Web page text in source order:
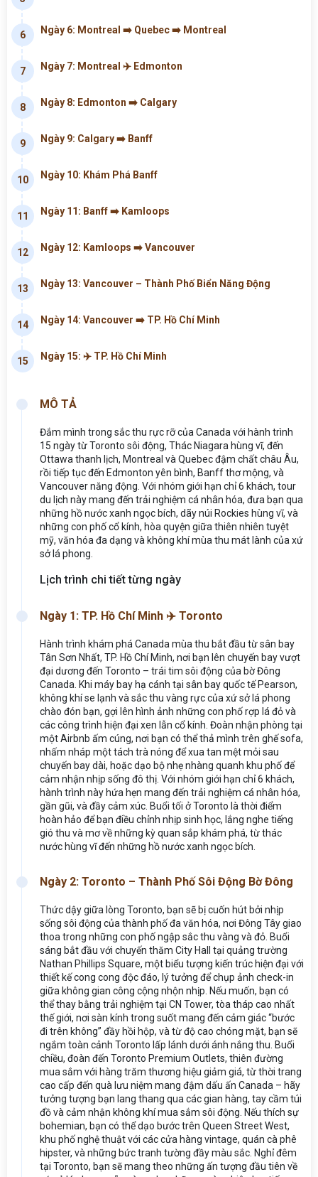
6 Ngày 6: Montreal ➡️ Quebec ➡️ Montreal
7 Ngày 7: Montreal ✈️ Edmonton
8 Ngày 8: Edmonton ➡️ Calgary
9 Ngày 9: Calgary ➡️ Banff
10 Ngày 10: Khám Phá Banff
11 Ngày 11: Banff ➡️ Kamloops
12 Ngày 12: Kamloops ➡️ Vancouver
13 Ngày 13: Vancouver – Thành Phố Biển Năng Động
14 Ngày 14: Vancouver ➡️ TP. Hồ Chí Minh
15 Ngày 15: ✈️ TP. Hồ Chí Minh
MÔ TẢ
Đắm mình trong sắc thu rực rỡ của Canada với hành trình
15 ngày từ Toronto sôi động, Thác Niagara hùng vĩ, đến
Ottawa thanh lịch, Montreal và Quebec đậm chất châu Âu,
rồi tiếp tục đến Edmonton yên bình, Banff thơ mộng, và
Vancouver năng động. Với nhóm giới hạn chỉ 6 khách, tour
du lịch này mang đến trải nghiệm cá nhân hóa, đưa bạn qua
những hồ nước xanh ngọc bích, dãy núi Rockies hùng vĩ, và
những con phố cổ kính, hòa quyện giữa thiên nhiên tuyệt
mỹ, văn hóa đa dạng và không khí mùa thu mát lành của xứ
sở lá phong.
Lịch trình chi tiết từng ngày
Ngày 1: TP. Hồ Chí Minh ✈️ Toronto
Hành trình khám phá Canada mùa thu bắt đầu từ sân bay
Tân Sơn Nhất, TP. Hồ Chí Minh, nơi bạn lên chuyến bay vượt
đại dương đến Toronto – trái tim sôi động của bờ Đông
Canada. Khi máy bay hạ cánh tại sân bay quốc tế Pearson,
không khí se lạnh và sắc thu vàng rực của xứ sở lá phong
chào đón bạn, gợi lên hình ảnh những con phố rợp lá đỏ và
các công trình hiện đại xen lẫn cổ kính. Đoàn nhận phòng tại
một Airbnb ấm cúng, nơi bạn có thể thả mình trên ghế sofa,
nhấm nháp một tách trà nóng để xua tan mệt mỏi sau
chuyến bay dài, hoặc dạo bộ nhẹ nhàng quanh khu phố để
cảm nhận nhịp sống đô thị. Với nhóm giới hạn chỉ 6 khách,
hành trình này hứa hẹn mang đến trải nghiệm cá nhân hóa,
gần gũi, và đầy cảm xúc. Buổi tối ở Toronto là thời điểm
hoàn hảo để bạn điều chỉnh nhịp sinh học, lắng nghe tiếng
gió thu và mơ về những kỳ quan sắp khám phá, từ thác
nước hùng vĩ đến những hồ nước xanh ngọc bích.
Ngày 2: Toronto – Thành Phố Sôi Động Bờ Đông
Thức dậy giữa lòng Toronto, bạn sẽ bị cuốn hút bởi nhịp
sống sôi động của thành phố đa văn hóa, nơi Đông Tây giao
thoa trong những con phố ngập sắc thu vàng và đỏ. Buổi
sáng bắt đầu với chuyến thăm City Hall tại quảng trường
Nathan Phillips Square, một biểu tượng kiến trúc hiện đại với
thiết kế cong cong độc đáo, lý tưởng để chụp ảnh check-in
giữa không gian công cộng nhộn nhịp. Nếu muốn, bạn có
thể thay bằng trải nghiệm tại CN Tower, tòa tháp cao nhất
thế giới, nơi sàn kính trong suốt mang đến cảm giác “bước
đi trên không” đầy hồi hộp, và từ độ cao chóng mặt, bạn sẽ
ngắm toàn cảnh Toronto lấp lánh dưới ánh nắng thu. Buổi
chiều, đoàn đến Toronto Premium Outlets, thiên đường
mua sắm với hàng trăm thương hiệu giảm giá, từ thời trang
cao cấp đến quà lưu niệm mang đậm dấu ấn Canada – hãy
tưởng tượng bạn lang thang qua các gian hàng, tay cầm túi
đồ và cảm nhận không khí mua sắm sôi động. Nếu thích sự
bohemian, bạn có thể dạo bước trên Queen Street West,
khu phố nghệ thuật với các cửa hàng vintage, quán cà phê
hipster, và những bức tranh tường đầy màu sắc. Nghỉ đêm
tại Toronto, bạn sẽ mang theo những ấn tượng đầu tiên về